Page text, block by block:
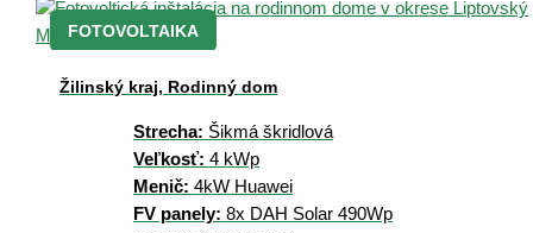
FOTOVOLTAIKA
Žilinský kraj, Rodinný dom
Strecha: Šikmá škridlová
Veľkosť: 4 kWp
Menič: 4kW Huawei
FV panely: 8x DAH Solar 490Wp